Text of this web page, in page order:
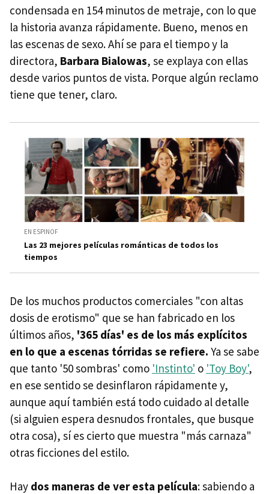
condensada en 154 minutos de metraje, con lo que
la historia avanza rápidamente. Bueno, menos en
las escenas de sexo. Ahí se para el tiempo y la
directora, Barbara Bialowas, se explaya con ellas
desde varios puntos de vista. Porque algún reclamo
tiene que tener, claro.
EN ESPINOF
Las 23 mejores películas románticas de todos los
tiempos
De los muchos productos comerciales "con altas
dosis de erotismo" que se han fabricado en los
últimos años, '365 días' es de los más explícitos
en lo que a escenas tórridas se refiere. Ya se sabe
que tanto '50 sombras' como 'Instinto' o 'Toy Boy',
en ese sentido se desinflaron rápidamente y,
aunque aquí también está todo cuidado al detalle
(si alguien espera desnudos frontales, que busque
otra cosa), sí es cierto que muestra "más carnaza"
otras ficciones del estilo.
Hay dos maneras de ver esta película: sabiendo a